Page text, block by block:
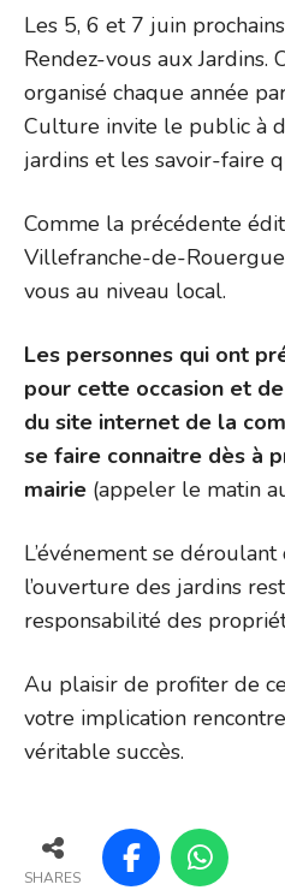
Les 5, 6 et 7 juin
Rendez-vous aux Jardins.
organisé chaque année
Culture invite le public à
jardins et les savoir-faire
Comme la précédente
Villefranche-de-
vous au niveau local.
Les personnes qui ont
pour cette occasion et
du site internet de la
se faire connaitre dès à
mairie (appeler le matin
L’événement se
l’ouverture des jardins
responsabilité des
Au plaisir de profiter de
votre implication
véritable succès.
SHARES